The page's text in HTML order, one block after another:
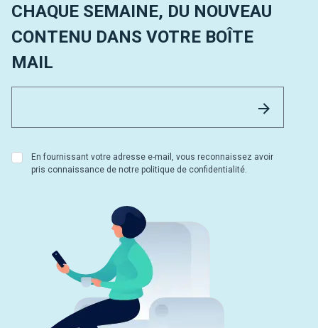
CHAQUE SEMAINE, DU NOUVEAU
CONTENU DANS VOTRE BOÎTE
MAIL
En fournissant votre adresse e-mail, vous reconnaissez avoir
pris connaissance de notre politique de confidentialité.